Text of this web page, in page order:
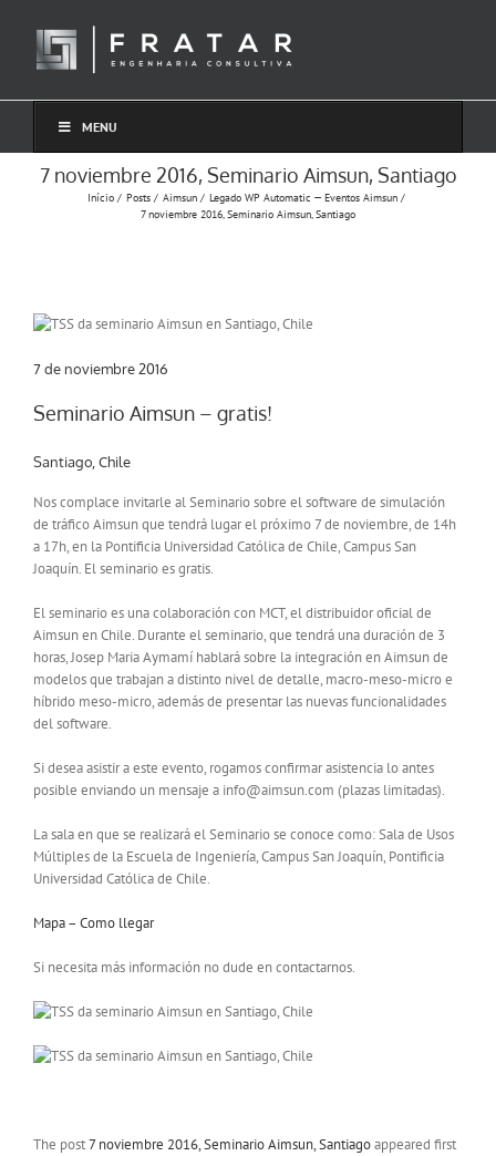
conteúdo
MENU
7 noviembre 2016, Seminario Aimsun, Santiago
Início Posts Aimsun
Legado WP Automatic — Eventos Aimsun
7 noviembre 2016, Seminario Aimsun, Santiago
7 de noviembre 2016
Seminario Aimsun – gratis!
Santiago, Chile
Nos complace invitarle al Seminario sobre el software de simulación
de tráfico Aimsun que tendrá lugar el próximo 7 de noviembre, de 14h
a 17h, en la Pontificia Universidad Católica de Chile, Campus San
Joaquín. El seminario es gratis.
El seminario es una colaboración con MCT, el distribuidor oficial de
Aimsun en Chile. Durante el seminario, que tendrá una duración de 3
horas, Josep Maria Aymamí hablará sobre la integración en Aimsun de
modelos que trabajan a distinto nivel de detalle, macro-meso-micro e
híbrido meso-micro, además de presentar las nuevas funcionalidades
del software.
Si desea asistir a este evento, rogamos confirmar asistencia lo antes
posible enviando un mensaje a info@aimsun.com (plazas limitadas).
La sala en que se realizará el Seminario se conoce como: Sala de Usos
Múltiples de la Escuela de Ingeniería, Campus San Joaquín, Pontificia
Universidad Católica de Chile.
Mapa – Como llegar
Si necesita más información no dude en contactarnos.
The post7 noviembre 2016, Seminario Aimsun, Santiagoappeared first